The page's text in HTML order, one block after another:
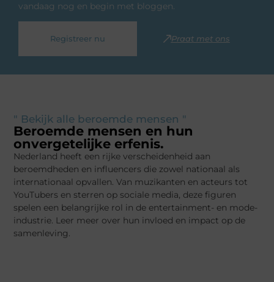
vandaag nog en begin met bloggen.
Registreer nu Praat met ons
" Bekijk alle beroemde mensen "
Beroemde mensen en hun
onvergetelijke erfenis.
Nederland heeft een rijke verscheidenheid aan
beroemdheden en influencers die zowel nationaal als
internationaal opvallen. Van muzikanten en acteurs tot
YouTubers en sterren op sociale media, deze figuren
spelen een belangrijke rol in de entertainment- en mode-
industrie. Leer meer over hun invloed en impact op de
samenleving.